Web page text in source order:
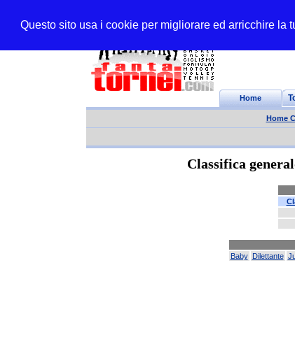
Questo sito usa i cookie per migliorare ed arricchire la
Home
Home
Classifica
Baby
Dilettante